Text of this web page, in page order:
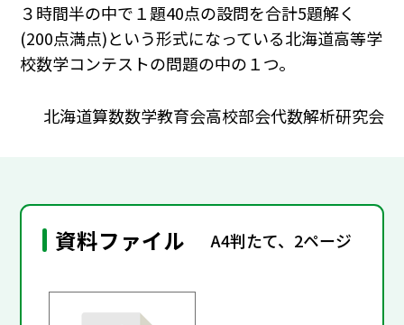
３時間半の中で１題40点の設問を合計5題解く
(200点満点)という形式になっている北海道高等学
校数学コンテストの問題の中の１つ。
北海道算数数学教育会高校部会代数解析研究会
資料ファイル A4判たて、2ページ